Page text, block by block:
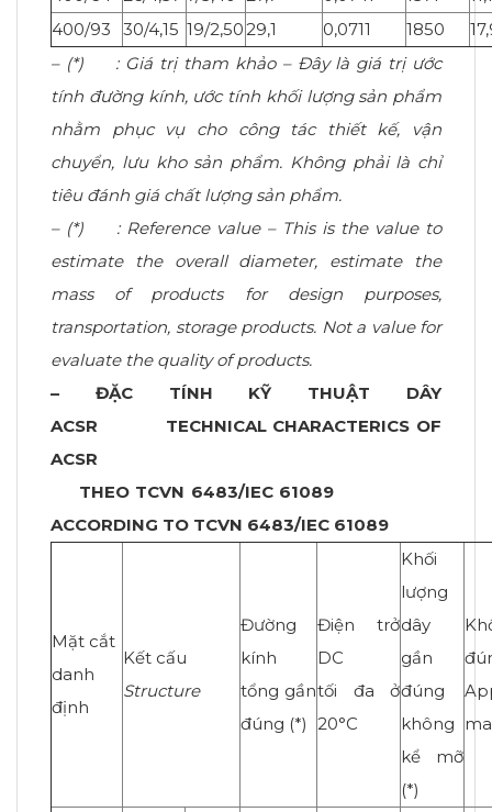
400/93
30/4,15 19/2,5029,1 0,0711 1850
– (*) : Giá trị tham khảo – Đây là giá trị ước
tính đường kính, ước tính khối lượng sản phẩm
nhằm phục vụ cho công tác thiết kế, vận
chuyển, lưu kho sản phẩm. Không phải là chỉ
tiêu đánh giá chất lượng sản phẩm.
– (*) :Reference value – This is the value to
estimate the overall diameter, estimate the
mass of products for design purposes,
transportation, storage products. Not a value for
evaluate the quality of products.
– ĐẶC TÍNH KỸ THUẬT DÂY
ACSR TECHNICAL CHARACTERICS OF
ACSR
THEO TCVN 6483/IEC 61089
ACCORDING TO TCVN 6483/IEC 61089
Mặt cắt
danh
định
Kết cấu
Structure
Đường
kính
tổng gần
đúng (*)
Điện trở
DC
tối đa ở
20°C
Khối
lượng
dây
gần
đúng
không
kể mỡ
(*)